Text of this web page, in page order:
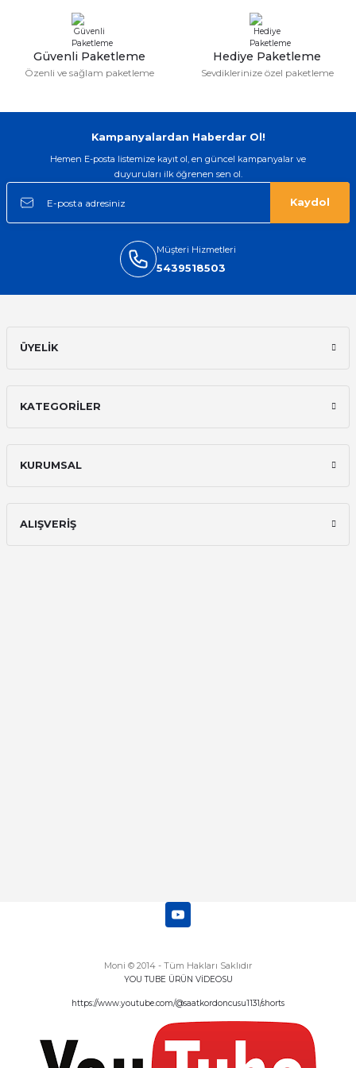
isterlerdi alacak arkadaşlar ölçülerini
doğru belirleyip kaliteyi sorun
arayip teyit aldiktan sonra yolladılar
Oldukça kaliteli ve şık bir görünümü
rahatsız etmiyor ve tam oturdu.
Sinan Tatlicioglu | 30/01/2026
Ali Bilge Ertan | 11/09/2025
Güvenli Paketleme
Özenli ve sağlam paketleme
Hediye Paketleme
Sevdiklerinize özel paketleme
Kampanyalardan Haberdar Ol!
Hemen E-posta listemize kayıt ol, en güncel kampanyalar ve
duyuruları ilk öğrenen sen ol.
Kaydol
Müşteri Hizmetleri
5439518503
ÜYELİK
KATEGORİLER
KURUMSAL
ALIŞVERİŞ
Moni © 2014 - Tüm Hakları Saklıdır
YOU TUBE ÜRÜN VİDEOSU
https://www.youtube.com/@saatkordoncusu1131/shorts